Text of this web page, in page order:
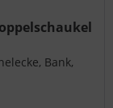
Bank,